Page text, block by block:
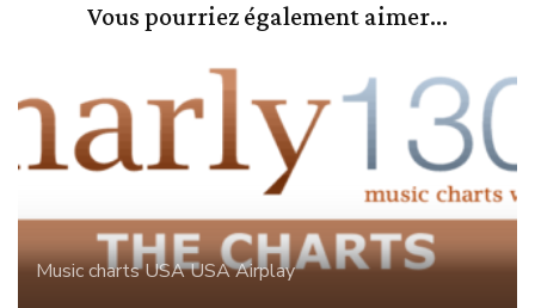
Vous pourriez également aimer...
Music chartsUSAUSA Airplay